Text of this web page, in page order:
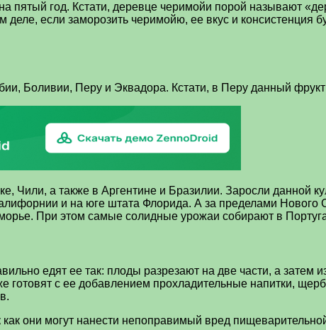
пятый год. Кстати, деревце черимойи порой называют
если заморозить черимойю, ее вкус и консистенция
Боливии, Перу и Эквадора. Кстати, в Перу данный
Чили, а также в Аргентине и Бразилии. Заросли данной
и на юге штата Флорида. А за пределами
При этом самые солидные урожаи собирают в
едят ее так: плоды разрезают на две части, а затем
готовят с ее добавлением прохладительные напитки,
как они могут нанести непоправимый вред